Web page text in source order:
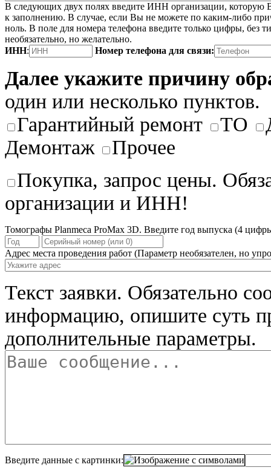
В следующих двух полях введите ИНН организации, которую
к заполнению. В случае, если Вы не можете по каким-либо
ноль. В поле для номера телефона введите только цифры, без
необязательно, но желательно.
ИНН: Номер телефона для связи:
Далее укажите причину
один или несколько пунктов.
Гарантийный ремонт
ТО
Демонтаж
Прочее
Покупка, запрос цены.
организации и ИНН!
Томографы Planmeca ProMax 3D. Введите год выпуска (4
Адрес места проведения работ (Параметр необязателен, но
Текст заявки. Обязательно
информацию, опишите суть
дополнительные параметры.
Введите данные с картинки: